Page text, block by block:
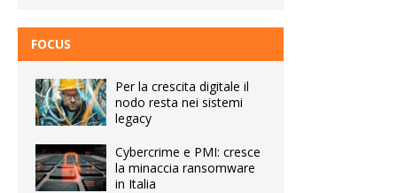
FOCUS
Per la crescita digitale il
nodo resta nei sistemi
legacy
Cybercrime e PMI: cresce
la minaccia ransomware
in Italia